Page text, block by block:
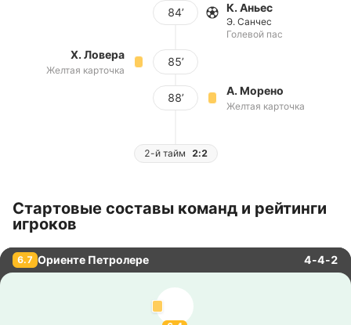
84’
К. Аньес
Э. Санчес
Голевой пас
Х. Ловера
Желтая карточка
85’
88’
А. Морено
Желтая карточка
2-й тайм 2:2
Стартовые составы команд и рейтинги
игроков
6.7 Ориенте Петролере 4-4-2